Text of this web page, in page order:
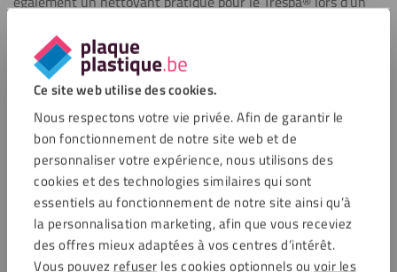
Ce site web utilise des cookies.
Nous respectons votre vie privée. Afin de garantir le
bon fonctionnement de notre site web et de
personnaliser votre expérience, nous utilisons des
cookies et des technologies similaires qui sont
essentiels au fonctionnement de notre site ainsi qu’à
la personnalisation marketing, afin que vous receviez
des offres mieux adaptées à vos centres d’intérêt.
Vous pouvezrefuserles cookies optionnels ou voir les
Convient pour les plans de travail HPL, les façades de
cuisine et les panneaux de façade.
Applicable sur les revêtements de façade Trespa®, les
panneaux en stratifié compact et les panneaux en
plastique.
Convient également aux surfaces peintes, aux métaux
thermolaqués et aux panneaux intérieurs lisses.
Pratique pour les aménagements de bureau, le commerce
de détail, l’HORECA, les sanitaires, les camping-cars et les
bateaux.